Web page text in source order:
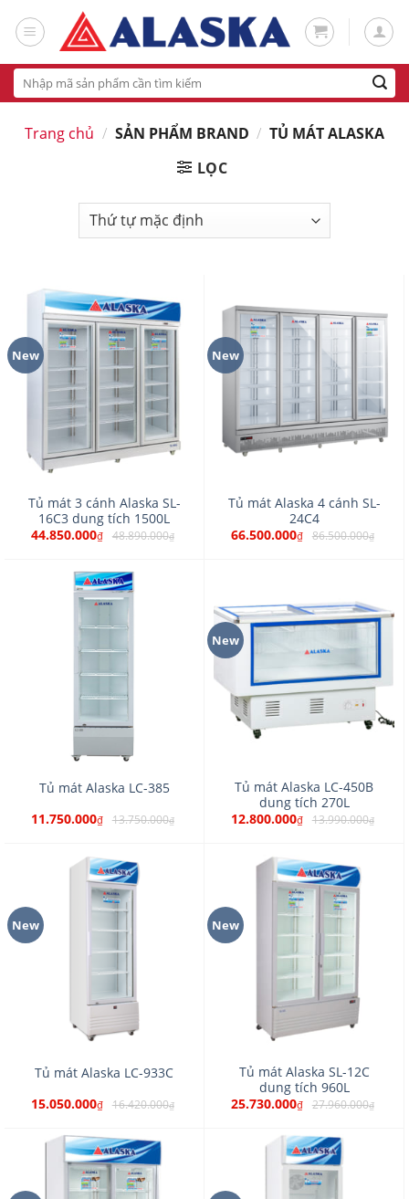
Tìm
kiếm:
Trang chủ / SẢN PHẨM BRAND / TỦ MÁT ALASKA
LỌC
New
Tủ mát 3 cánh Alaska SL-
16C3 dung tích 1500L
44.850.000₫ 48.890.000₫
New
Tủ mát Alaska 4 cánh SL-
24C4
66.500.000₫ 86.500.000₫
Tủ mát Alaska LC-385
11.750.000₫ 13.750.000₫
New
Tủ mát Alaska LC-450B
dung tích 270L
12.800.000₫ 13.990.000₫
New
Tủ mát Alaska LC-933C
15.050.000₫ 16.420.000₫
New
Tủ mát Alaska SL-12C
dung tích 960L
25.730.000₫ 27.960.000₫